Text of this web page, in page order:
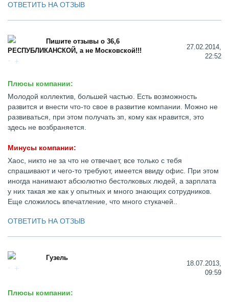
ОТВЕТИТЬ НА ОТЗЫВ
Пишите отзывы о 36,6
РЕСПУБЛИКАНСКОЙ, а не Московской!!!
27.02.2014,
22:52
Плюсы компании:
Молодой коллектив, большей частью. Есть возможность
развится и внести что-то свое в развитие компании. Можно не
развиваться, при этом получать зп, кому как нравится, это
здесь не возбраняется.
Минусы компании:
Хаос, никто не за что не отвечает, все только с тебя
спрашивают и чего-то требуют, имеется ввиду офис. При этом
иногда нанимают абсюлютно бестолковых людей, а зарплата
у них такая же как у опытных и много знающих сотрудников.
Еще сложилось впечатление, что много стукачей..
ОТВЕТИТЬ НА ОТЗЫВ
Гузель
18.07.2013,
09:59
Плюсы компании: